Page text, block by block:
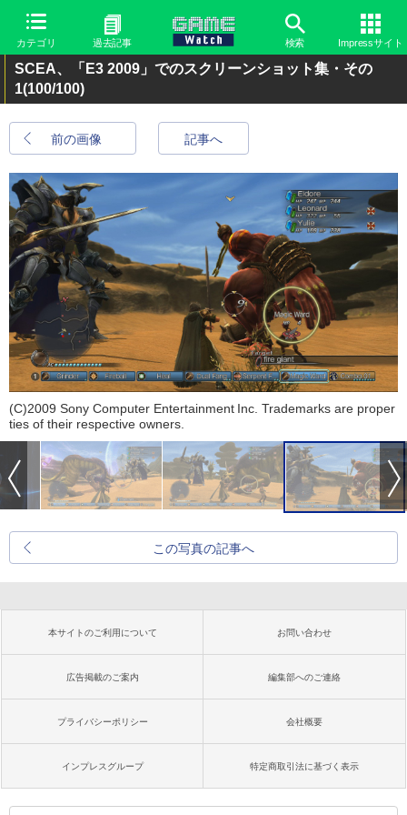
カテゴリ 過去記事 検索 Impressサイト
SCEA、「E3 2009」でのスクリーンショット集・その
1(100/100)
前の画像 記事へ
(C)2009 Sony Computer Entertainment Inc. Trademarks are proper
ties of their respective owners.
この写真の記事へ
本サイトのご利用について お問い合わせ
広告掲載のご案内 編集部へのご連絡
プライバシーポリシー 会社概要
インプレスグループ 特定商取引法に基づく表示